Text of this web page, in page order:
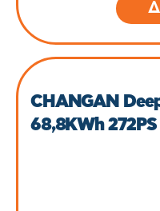
CHANGAN
68,8KWh